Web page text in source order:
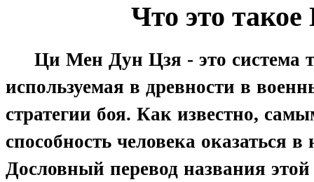
Что это
Ци Мен Дун Цзя - это система
используемая в древности в
стратегии боя. Как известно,
способность человека оказаться
Дословный перевод названия